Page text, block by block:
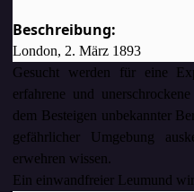
Beschreibung:
London, 2. März 1893
Gesucht werden für eine
erfahrene und
dem Besteigen unbekannter
gefährlicher Umgebung
erwehren wissen.
Ein einwandfreier Leumund